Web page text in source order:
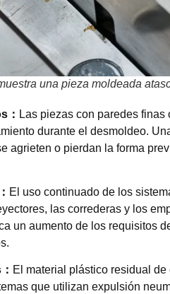
una pieza moldeada
： Las piezas con paredes
durante el desmoldeo.
agrieten o pierdan la forma
： El uso continuado de los
las correderas y los
un aumento de los requisitos
： El material plástico residual
que utilizan expulsión